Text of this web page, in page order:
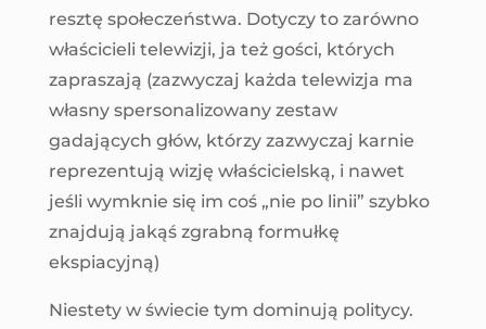
resztę społeczeństwa. Dotyczy to zarówno
właścicieli telewizji, ja też gości, których
zapraszają (zazwyczaj każda telewizja ma
własny spersonalizowany zestaw
gadających głów, którzy zazwyczaj karnie
reprezentują wizję właścicielską, i nawet
jeśli wymknie się im coś „nie po linii” szybko
znajdują jakąś zgrabną formułkę
ekspiacyjną)
Niestety w świecie tym dominują politycy.